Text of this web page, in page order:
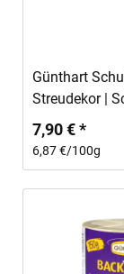
Günthart
Streudekor |
7,90 € *
6,87 €/100g